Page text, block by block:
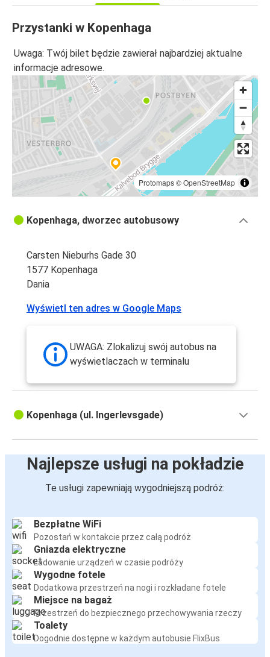
Przystanki w Kopenhaga
Uwaga: Twój bilet będzie zawierał najbardziej aktualne
informacje adresowe.
Protomaps©OpenStreetMap
Kopenhaga, dworzec autobusowy
Carsten Nieburhs Gade 30
1577 Kopenhaga
Dania
Wyświetl ten adres w Google Maps
UWAGA: Zlokalizuj swój autobus na
wyświetlaczach w terminalu
Kopenhaga (ul. Ingerlevsgade)
Najlepsze usługi na pokładzie
Te usługi zapewniają wygodniejszą podróż:
Bezpłatne WiFi
Pozostań w kontakcie przez całą podróż
Gniazda elektryczne
Ładowanie urządzeń w czasie podróży
Wygodne fotele
Dodatkowa przestrzeń na nogi i rozkładane fotele
Miejsce na bagaż
Przestrzeń do bezpiecznego przechowywania rzeczy
Toalety
Dogodnie dostępne w każdym autobusie FlixBus